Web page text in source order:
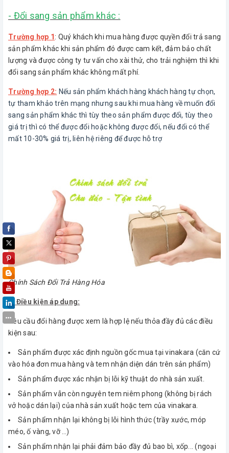
- Đổi sang sản phẩm khác :
Trường hợp 1 : Quý khách khi mua hàng được quyền đổi trả sang
sản phẩm khác khi sản phẩm đó được cam kết, đảm bảo chất
lượng và được công ty tư vấn cho xài thử, cho trải nghiệm thì khi
đổi sang sản phẩm khác không mất phí.
Trường hợp 2: Nếu sản phẩm khách hàng khách hàng tự chọn,
tự tham khảo trên mạng nhưng sau khi mua hàng về muốn đổi
sang sản phẩm khác thì tùy theo sản phẩm được đổi, tùy theo
giá trị thì có thể được đổi hoặc không được đổi, nếu đổi có thể
mất 10-30% giá trị, liên hệ riêng để được hỗ trợ
Chính Sách Đổi Trả Hàng Hóa
1. Điều kiện áp dụng:
Yêu cầu đổi hàng được xem là hợp lệ nếu thỏa đầy đủ các điều
kiện sau:
Sản phẩm được xác định nguồn gốc mua tại vinakara (căn cứ
vào hóa đơn mua hàng và tem nhận diện dán trên sản phẩm)
Sản phẩm được xác nhận bị lỗi kỹ thuật do nhà sản xuất.
Sản phẩm vẫn còn nguyên tem niêm phong (không bị rách
vở hoặc dán lại) của nhà sản xuất hoặc tem của vinakara.
Sản phẩm nhận lại không bị lỗi hình thức (trầy xước, móp
méo, ố vàng, vỡ …)
Sản phẩm nhận lại phải đảm bảo đầy đủ bao bì, xốp... (ngoại